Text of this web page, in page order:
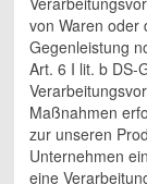
von Waren oder
Gegenleistung
Art. 6 I lit. b DS-
Maßnahmen
zur unseren
Unternehmen
eine